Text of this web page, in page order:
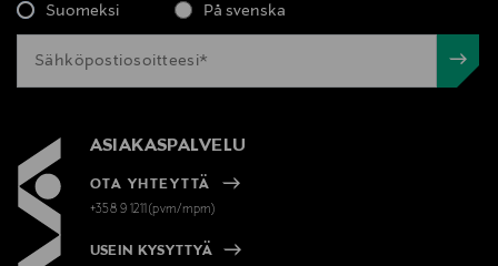
Suomeksi På svenska
ASIAKASPALVELU
OTA YHTEYTTÄ
+358 9 1211(pvm/mpm)
USEIN KYSYTTYÄ